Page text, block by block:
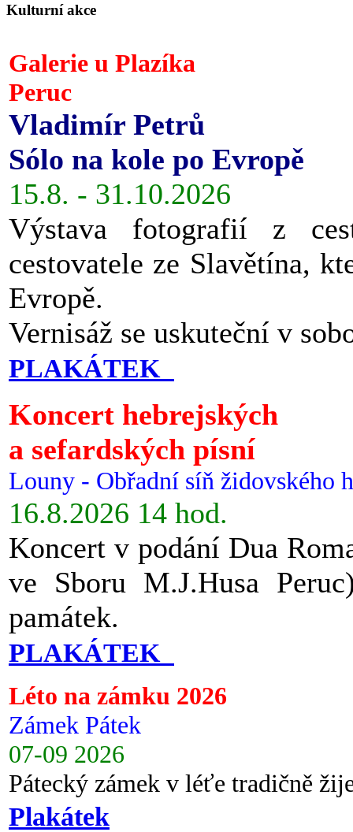
Kulturní akce
Galerie u Plazíka
Peruc
Vladimír Petrů
Sólo na kole po Evropě
15.8. - 31.10.2026
Výstava fotografií z
cestovatele ze Slavětína,
Evropě.
Vernisáž se uskuteční v
PLAKÁTEK
Koncert hebrejských
a sefardských písní
Louny - Obřadní síň židovského
16.8.2026 14 hod.
Koncert v podání Dua
ve Sboru M.J.Husa
památek.
PLAKÁTEK
Léto na zámku 2026
Zámek Pátek
07-09 2026
Pátecký zámek v léťe tradičně
Plakátek